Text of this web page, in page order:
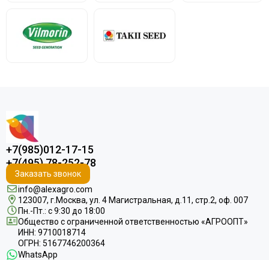
+7(985)012-17-15
+7(495) 78-252-78
Заказать звонок
info@alexagro.com
123007, г.Москва, ул. 4 Магистральная, д.11, стр.2, оф. 007
Пн.-Пт.: с 9:30 до 18:00
Общество с ограниченной ответственностью «АГРООПТ»
ИНН: 9710018714
ОГРН: 5167746200364
WhatsApp